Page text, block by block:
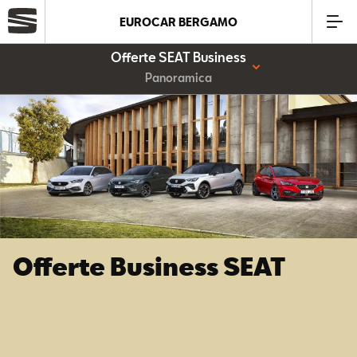
Modelli
Offerte
Service
Business
EUROCAR BERGAMO
Offerte SEAT Business
Panoramica
Offerte Business SEAT